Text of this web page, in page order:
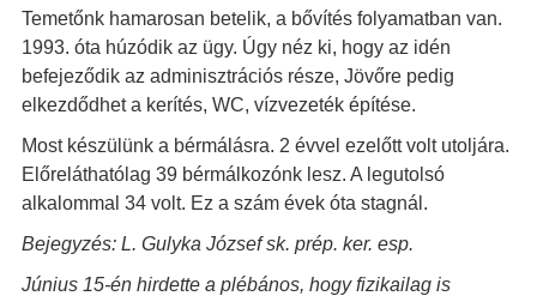
Temetőnk hamarosan betelik, a bővítés folyamatban van.
1993. óta húzódik az ügy. Úgy néz ki, hogy az idén
befejeződik az adminisztrációs része, Jövőre pedig
elkezdődhet a kerítés, WC, vízvezeték építése.
Most készülünk a bérmálásra. 2 évvel ezelőtt volt utoljára.
Előreláthatólag 39 bérmálkozónk lesz. A legutolsó
alkalommal 34 volt. Ez a szám évek óta stagnál.
Bejegyzés: L. Gulyka József sk. prép. ker. esp.
Június 15-én hirdette a plébános, hogy fizikailag is